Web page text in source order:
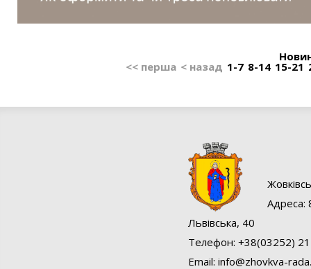
26
б
р
<< перша < назад 1-7 8-14 15-21
Адреса:
Львівська, 40
Телефон: +38(03252)
Email: info@zhovkva-